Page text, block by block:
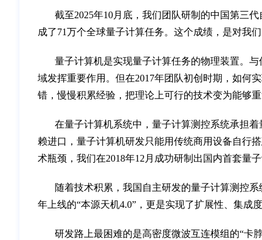
截至2025年10月底，我们团队研制的中国第三
成了71万个全球量子计算任务。这个成绩，是对我
量子计算机是实现量子计算任务的物理装置。
域发挥重要作用。但在2017年团队初创时期，如何
错，慢慢积累经验，把理论上可行的技术变为能够重
在量子计算机系统中，量子计算测控系统承担
赖进口，量子计算机研发只能用传统商用设备自行
术瓶颈，我们在2018年12月成功研制出国内首套量
随着技术积累，我国自主研发的量子计算测控系
年上线的“本源天机4.0”，更是实现了扩展性、集成
研发路上最困难的是高密度微波互连模组的“卡